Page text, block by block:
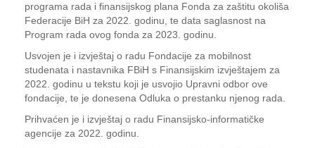
programa rada i finansijskog plana Fonda za zaštitu okoliša
Federacije BiH za 2022. godinu, te data saglasnost na
Program rada ovog fonda za 2023. godinu.
Usvojen je i izvještaj o radu Fondacije za mobilnost
studenata i nastavnika FBiH s Finansijskim izvještajem za
2022. godinu u tekstu koji je usvojio Upravni odbor ove
fondacije, te je donesena Odluka o prestanku njenog rada.
Prihvaćen je i izvještaj o radu Finansijsko-informatičke
agencije za 2022. godinu.